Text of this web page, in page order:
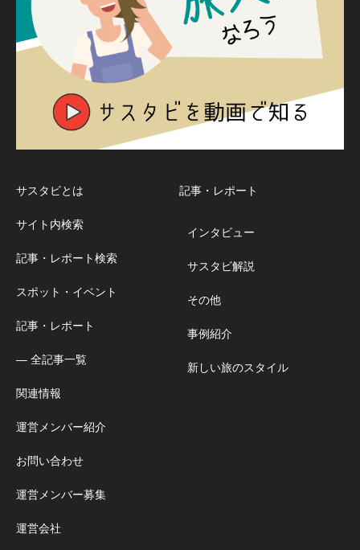
サスタビとは
サイト内検索
記事・レポート検索
スポット・イベント
記事・レポート
― 全記事一覧
関連情報
運営メンバー紹介
お問い合わせ
運営メンバー募集
運営会社
記事・レポート
インタビュー
サスタビ解説
その他
事例紹介
新しい旅のスタイル